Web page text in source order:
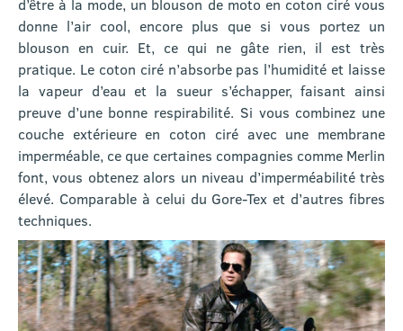
d’être à la mode, un blouson de moto en coton ciré vous
donne l’air cool, encore plus que si vous portez un
blouson en cuir. Et, ce qui ne gâte rien, il est très
pratique. Le coton ciré n’absorbe pas l’humidité et laisse
la vapeur d’eau et la sueur s’échapper, faisant ainsi
preuve d’une bonne respirabilité. Si vous combinez une
couche extérieure en coton ciré avec une membrane
imperméable, ce que certaines compagnies comme Merlin
font, vous obtenez alors un niveau d’imperméabilité très
élevé. Comparable à celui du Gore-Tex et d’autres fibres
techniques.